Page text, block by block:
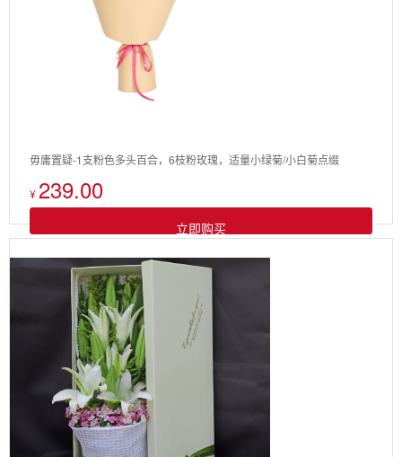
毋庸置疑-1支粉色多头百合，6枝粉玫瑰，适量小绿菊/小白菊点缀
¥239.00
立即购买